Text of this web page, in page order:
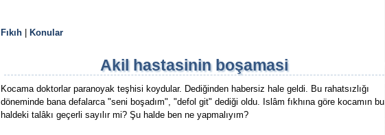
Fıkıh Konular
Akil hastasinin boşamasi
Kocama doktorlar paranoyak teşhisi koydular. Dediğinden habersiz hale geldi. Bu rahatsızlığı
döneminde bana defalarca "seni boşadım", "defol git" dediği oldu. Islâm fıkhına göre kocamın bu
haldeki talâkı geçerli sayılır mi? Şu halde ben ne yapmalıyım?